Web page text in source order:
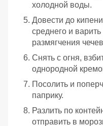
холодной воды.
Довести до
среднего и
размягчения
Снять с огня,
однородной
Посолить и
паприку.
Разлить по
отправить в